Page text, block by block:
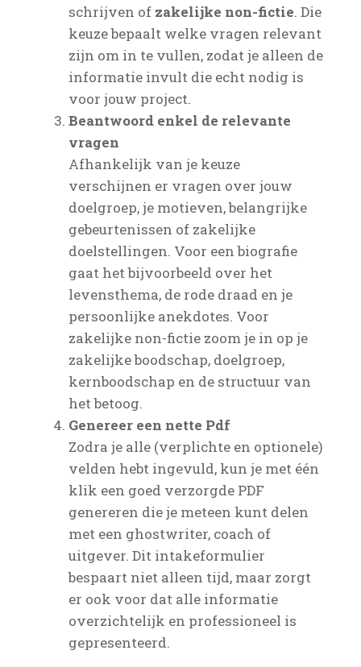
schrijven of zakelijke non-fictie. Die
keuze bepaalt welke vragen relevant
zijn om in te vullen, zodat je alleen de
informatie invult die echt nodig is
voor jouw project.
Beantwoord enkel de relevante
vragen
Afhankelijk van je keuze
verschijnen er vragen over jouw
doelgroep, je motieven, belangrijke
gebeurtenissen of zakelijke
doelstellingen. Voor een biografie
gaat het bijvoorbeeld over het
levensthema, de rode draad en je
persoonlijke anekdotes. Voor
zakelijke non-fictie zoom je in op je
zakelijke boodschap, doelgroep,
kernboodschap en de structuur van
het betoog.
Genereer een nette Pdf
Zodra je alle (verplichte en optionele)
velden hebt ingevuld, kun je met één
klik een goed verzorgde PDF
genereren die je meteen kunt delen
met een ghostwriter, coach of
uitgever. Dit intakeformulier
bespaart niet alleen tijd, maar zorgt
er ook voor dat alle informatie
overzichtelijk en professioneel is
gepresenteerd.